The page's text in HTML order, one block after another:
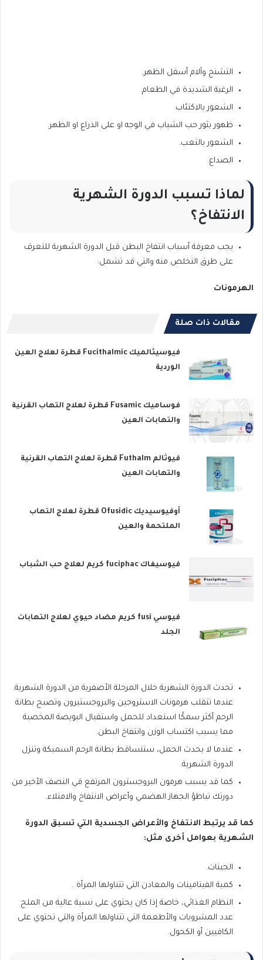
التشنج وآلام أسفل الظهر.
الرغبة الشديدة في الطعام.
الشعور بالاكتئاب.
ظهور بثور حب الشباب في الوجه او على الذراع او الظهر.
الشعور بالتعب.
الصداع.
لماذا تسبب الدورة الشهرية
الانتفاخ؟
يجب معرفة أسباب انتفاخ البطن قبل الدورة الشهرية للتعرف
على طرق التخلص منه والتي قد تشمل:
الهرمونات
مقالات ذات صلة
فيوسيثالميك Fucithalmic قطرة لعلاج العين
الوردية
فوساميك Fusamic قطرة لعلاج التهاب القرنية
والتهابات العين
فيوثالم Futhalm قطرة لعلاج التهاب القرنية
والتهابات العين
أوفيوسيديك Ofusidic قطرة لعلاج التهاب
الملتحمة والعين
فيوسيفاك fuciphac كريم لعلاج حب الشباب
فيوسي fusi كريم مضاد حيوي لعلاج التهابات
الجلد
تحدث الدورة الشهرية خلال المرحلة الأصفرية من الدورة الشهرية.
عندما تتقلب هرمونات الاستروجين والبروجستيرون وتصبح بطانة
الرحم أكثر سمكًا استعداد للحمل واستقبال البويضة المخصبة
مما يسبب اكتساب الوزن وانتفاخ البطن.
عندما لا يحدث الحمل، ستتساقط بطانة الرحم السميكة وتنزل
الدورة الشهرية.
كما قد يسبب هرمون البروجسترون المرتفع في النصف الأخير من
دورتك تباطؤ الجهاز الهضمي وأعراض الانتفاخ والامتلاء.
كما قد يرتبط الانتفاخ والأعراض الجسدية التي تسبق الدورة
الشهرية بعوامل أخرى مثل:
الجينات.
كمية الفيتامينات والمعادن التي تتناولها المرأة .
النظام الغذائي، خاصة إذا كان يحتوي على نسبة عالية من الملح
عدد المشروبات والأطعمة التي تتناولها المرأة والتي تحتوي على
الكافيين أو الكحول.